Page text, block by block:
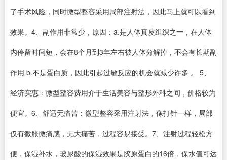
了手术风险，同时微型整容采用局部注射法，因此马上就可以看到
效果。4、副作用非常少，原因：a.是人体真皮组织之一，在人体
内停留时间短，会在8个月到3年左右被人体分解掉，不会有长期副
作用 b.不是蛋白质，因此引起过敏反应的机会就减少许多 。 5、
经济实惠：微型整容费用介于生活美容与整形外科之间，价格较为
便宜。6、舒适无痛苦：微型整容采用注射法，像打针一样，局部
仅有微胀微痛感，无大痛苦，过程容易接受。7、注射过程轻松方
便，保湿补水，玻尿酸的保湿效果是胶原蛋白的16倍，保水值可达